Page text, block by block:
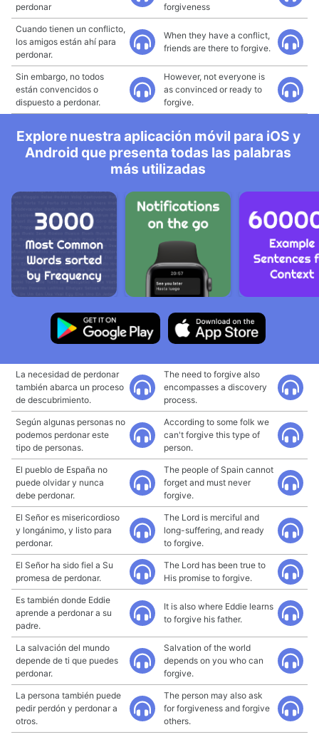
perdonar
forgiveness
Cuando tienen un conflicto,
los amigos están ahí para
perdonar.
When they have a conflict,
friends are there to forgive.
Sin embargo, no todos
están convencidos o
dispuesto a perdonar.
However, not everyone is
as convinced or ready to
forgive.
Explore nuestra aplicación móvil para iOS y
Android que presenta todas las palabras
más utilizadas
La necesidad de perdonar
también abarca un proceso
de descubrimiento.
The need to forgive also
encompasses a discovery
process.
Según algunas personas no
podemos perdonar este
tipo de personas.
According to some folk we
can't forgive this type of
person.
El pueblo de España no
puede olvidar y nunca
debe perdonar.
The people of Spain cannot
forget and must never
forgive.
El Señor es misericordioso
y longánimo, y listo para
perdonar.
The Lord is merciful and
long-suffering, and ready
to forgive.
El Señor ha sido fiel a Su
promesa de perdonar.
The Lord has been true to
His promise to forgive.
Es también donde Eddie
aprende a perdonar a su
padre.
It is also where Eddie learns
to forgive his father.
La salvación del mundo
depende de ti que puedes
perdonar.
Salvation of the world
depends on you who can
forgive.
La persona también puede
pedir perdón y perdonar a
otros.
The person may also ask
for forgiveness and forgive
others.